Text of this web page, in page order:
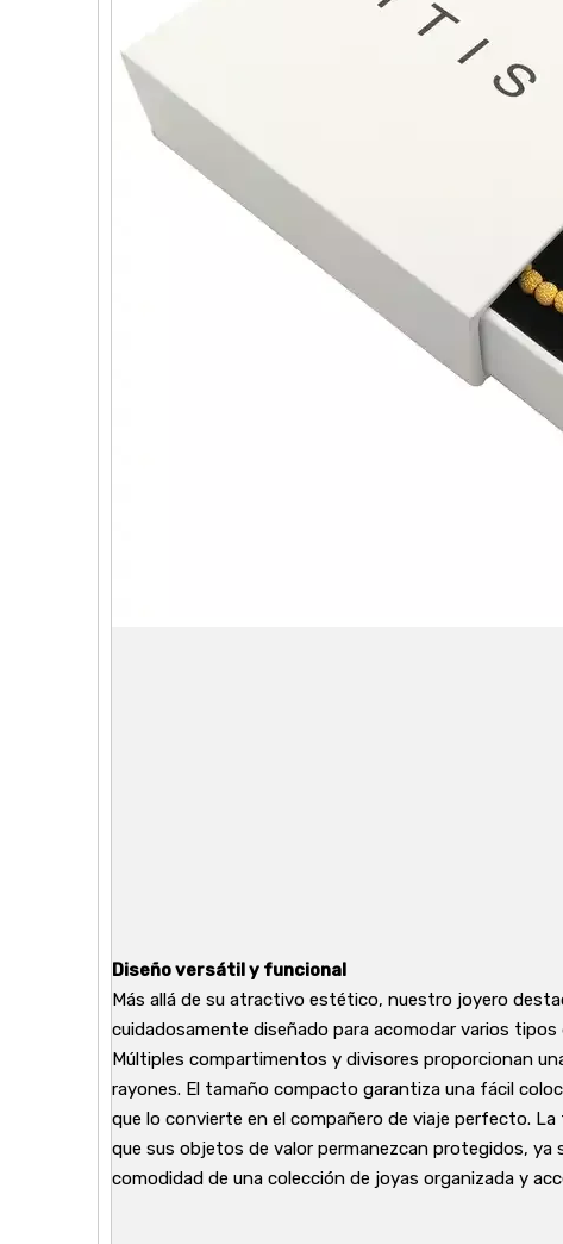
Diseño versátil y funcional
Más allá de su atractivo estético, nuestro joyero
cuidadosamente diseñado para acomodar varios
Múltiples compartimentos y divisores proporcionan
rayones. El tamaño compacto garantiza una fácil
que lo convierte en el compañero de viaje perfecto.
que sus objetos de valor permanezcan protegidos, ya
comodidad de una colección de joyas organizada y